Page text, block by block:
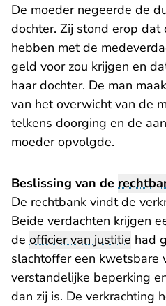
De moeder negeerde de
dochter. Zij stond erop dat
hebben met de
geld voor zou krijgen en
haar dochter. De man
van het overwicht van de
telkens doorging en de
moeder opvolgde.
Beslissing van de
De rechtbank vindt de
Beide verdachten krijgen
de officier van justitie had
slachtoffer een kwetsbare
verstandelijke beperking
dan zij is. De verkrachting